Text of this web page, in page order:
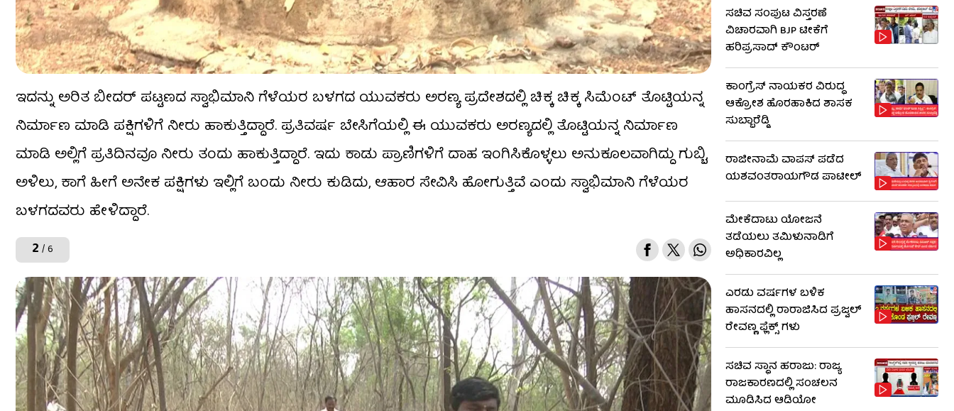
ಇದನ್ನು ಅರಿತ ಬೀದರ್ ಪಟ್ಟಣದ ಸ್ವಾಭಿಮಾನಿ ಗೆಳೆಯರ ಬಳಗದ ಯುವಕರು ಅರಣ್ಯ ಪ್ರದೇಶದಲ್ಲಿ ಚಿಕ್ಕ ಚಿಕ್ಕ ಸಿಮೆಂಟ್ ತೊಟ್ಟಿಯನ್ನ
ನಿರ್ಮಾಣ ಮಾಡಿ ಪಕ್ಷಿಗಳಿಗೆ ನೀರು ಹಾಕುತ್ತಿದ್ದಾರೆ. ಪ್ರತಿವರ್ಷ ಬೇಸಿಗೆಯಲ್ಲಿ ಈ ಯುವಕರು ಅರಣ್ಯದಲ್ಲಿ ತೊಟ್ಟಿಯನ್ನ ನಿರ್ಮಾಣ
ಮಾಡಿ ಅಲ್ಲಿಗೆ ಪ್ರತಿದಿನವೂ ನೀರು ತಂದು ಹಾಕುತ್ತಿದ್ದಾರೆ. ಇದು ಕಾಡು ಪ್ರಾಣಿಗಳಿಗೆ ದಾಹ ಇಂಗಿಸಿಕೊಳ್ಳಲು ಅನುಕೂಲವಾಗಿದ್ದು ಗುಬ್ಬಿ,
ಅಳಿಲು, ಕಾಗೆ ಹೀಗೆ ಅನೇಕ ಪಕ್ಷಿಗಳು ಇಲ್ಲಿಗೆ ಬಂದು ನೀರು ಕುಡಿದು, ಆಹಾರ ಸೇವಿಸಿ ಹೋಗುತ್ತಿವೆ ಎಂದು ಸ್ವಾಭಿಮಾನಿ ಗೆಳೆಯರ
ಬಳಗದವರು ಹೇಳಿದ್ದಾರೆ.
2 / 6
ಸಚಿವ ಸಂಪುಟ ವಿಸ್ತರಣೆ
ವಿಚಾರವಾಗಿ BJP ಟೀಕೆಗೆ
ಹರಿಪ್ರಸಾದ್ ಕೌಂಟರ್​​
ಕಾಂಗ್ರೆಸ್ ನಾಯಕರ ವಿರುದ್ಧ
ಆಕ್ರೋಶ ಹೊರಹಾಕಿದ ಶಾಸಕ
ಸುಬ್ಬಾರೆಡ್ಡಿ
ರಾಜೀನಾಮೆ ವಾಪಸ್ ಪಡೆದ
ಯಶವಂತರಾಯಗೌಡ ಪಾಟೀಲ್
ಮೇಕೆದಾಟು ಯೋಜನೆ
ತಡೆಯಲು ತಮಿಳುನಾಡಿಗೆ
ಅಧಿಕಾರವಿಲ್ಲ
ಎರಡು ವರ್ಷಗಳ ಬಳಿಕ
ಹಾಸನದಲ್ಲಿ ರಾರಾಜಿಸಿದ ಪ್ರಜ್ವಲ್
ರೇವಣ್ಣ ಫ್ಲೆಕ್ಸ್ ಗಳು
ಸಚಿವ ಸ್ಥಾನ ಹರಾಜು: ರಾಜ್ಯ
ರಾಜಕಾರಣದಲ್ಲಿ ಸಂಚಲನ
ಮೂಡಿಸಿದ ಆಡಿಯೋ